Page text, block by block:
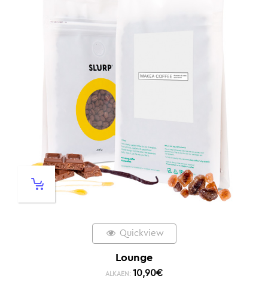
Quickview
Lounge
ALKAEN: 10,90€